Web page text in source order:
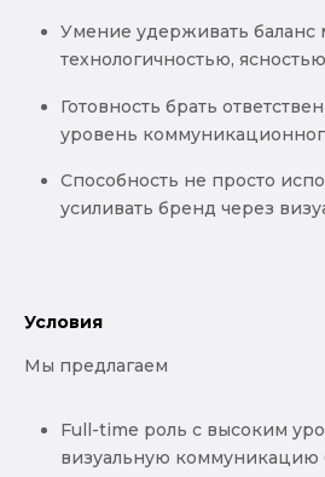
Умение удерживать баланс
технологичностью,
Готовность брать
уровень
Способность не просто
усиливать бренд через
Условия
Мы предлагаем
Full-time роль с высоким
визуальную коммуникацию